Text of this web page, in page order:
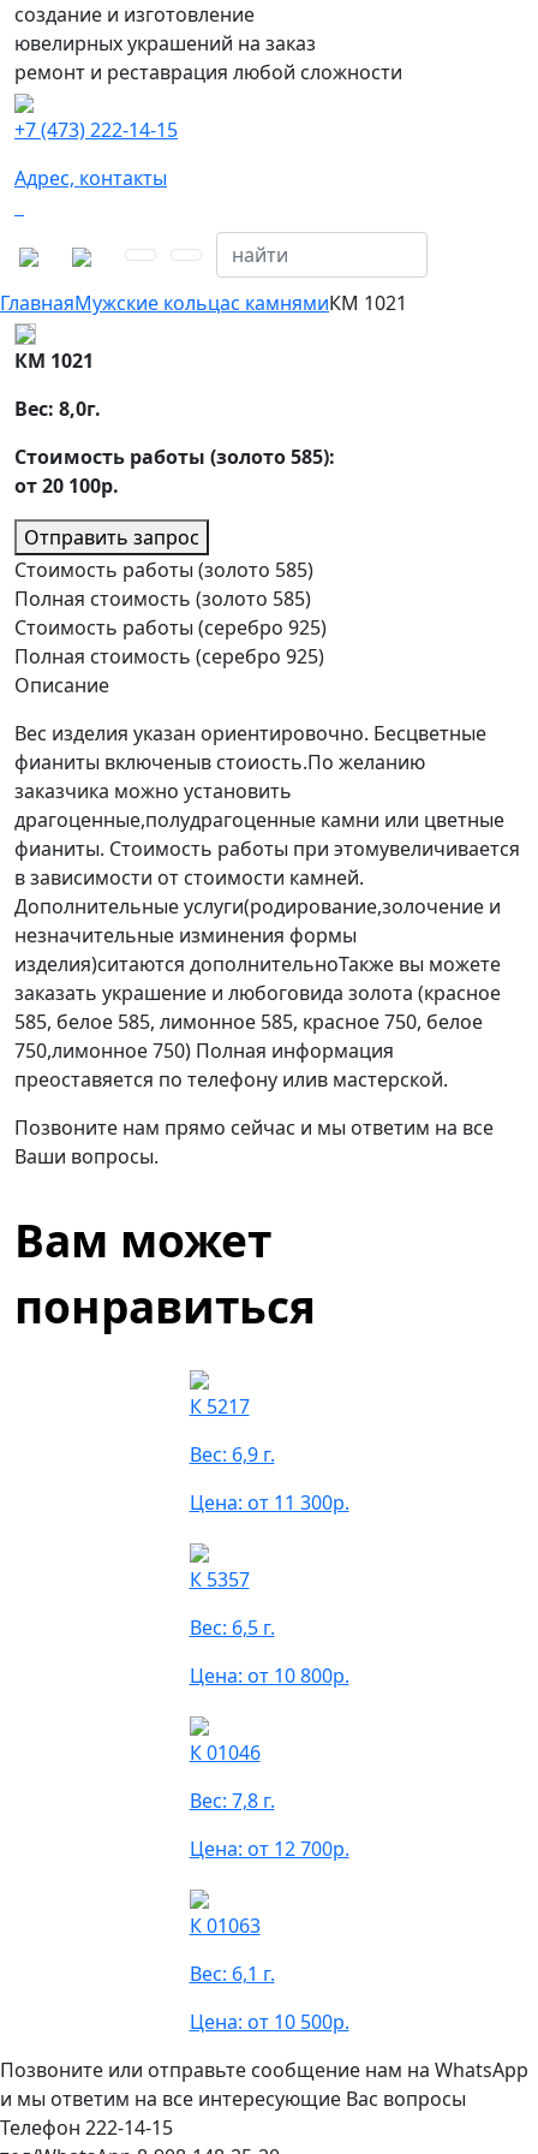
создание и изготовление
ювелирных украшений на заказ
ремонт и реставрация любой сложности
+7 (473) 222-14-15
Адрес, контакты
ГлавнаяМужские кольцас камнямиКМ 1021
КМ 1021
Вес: 8,0г.
Стоимость работы (золото 585):
от 20 100р.
Отправить запрос
Стоимость работы (золото 585)
Полная стоимость (золото 585)
Стоимость работы (серебро 925)
Полная стоимость (серебро 925)
Описание
Вес изделия указан ориентировочно. Бесцветные
фианиты включеныв стоиость.По желанию
заказчика можно установить
драгоценные,полудрагоценные камни или цветные
фианиты. Стоимость работы при этомувеличивается
в зависимости от стоимости камней.
Дополнительные услуги(родирование,золочение и
незначительные изминения формы
изделия)ситаются дополнительноТакже вы можете
заказать украшение и любоговида золота (красное
585, белое 585, лимонное 585, красное 750, белое
750,лимонное 750) Полная информация
преоставяется по телефону илив мастерской.
Позвоните нам прямо сейчас и мы ответим на все
Ваши вопросы.
Вам может
понравиться
К 5217
Вес: 6,9 г.
Цена: от 11 300р.
К 5357
Вес: 6,5 г.
Цена: от 10 800р.
К 01046
Вес: 7,8 г.
Цена: от 12 700р.
К 01063
Вес: 6,1 г.
Цена: от 10 500р.
Позвоните или отправьте сообщение нам на WhatsApp
и мы ответим на все интересующие Вас вопросы
Телефон 222-14-15